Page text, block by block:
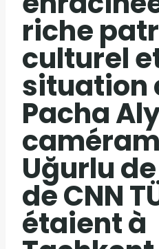
riche
culturel
situation
Pacha
Uğurlu
de CNN
étaient à